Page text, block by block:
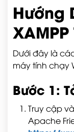
Hướng
Dưới đây là
máy tính chạy
Bước 1:
Truy cập
Apache